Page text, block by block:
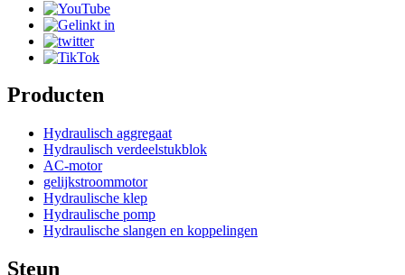
Producten
Hydraulisch aggregaat
Hydraulisch verdeelstukblok
AC-motor
gelijkstroommotor
Hydraulische klep
Hydraulische pomp
Hydraulische slangen en koppelingen
Steun